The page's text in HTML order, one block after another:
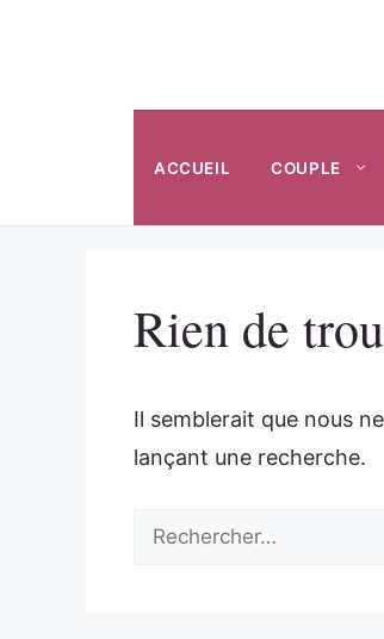
ACCUEIL COUPLE
Rien de
Il semblerait que nous
lançant une recherche.
Rechercher :